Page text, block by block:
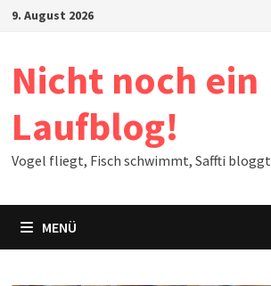
Zum9. August 2026
Nicht noch ein
Laufblog!
Vogel fliegt, Fisch schwimmt, Saffti bloggt
MENÜ